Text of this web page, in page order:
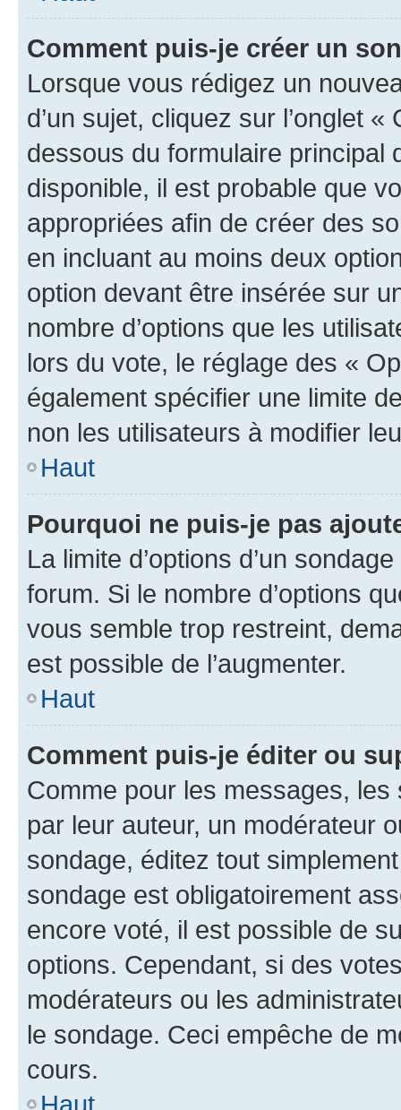
Comment puis-je créer un
Lorsque vous rédigez un
d’un sujet, cliquez sur l’onglet
dessous du formulaire principal
disponible, il est probable que
appropriées afin de créer des
en incluant au moins deux
option devant être insérée sur
nombre d’options que les
lors du vote, le réglage des «
également spécifier une limite
non les utilisateurs à modifier
Haut
Pourquoi ne puis-je pas
La limite d’options d’un
forum. Si le nombre d’options
vous semble trop restreint,
est possible de l’augmenter.
Haut
Comment puis-je éditer ou
Comme pour les messages,
par leur auteur, un modérateur
sondage, éditez tout
sondage est obligatoirement
encore voté, il est possible de
options. Cependant, si des
modérateurs ou les
le sondage. Ceci empêche de
cours.
Haut